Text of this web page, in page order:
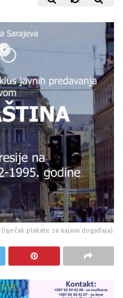
plakate za najavu događaja).